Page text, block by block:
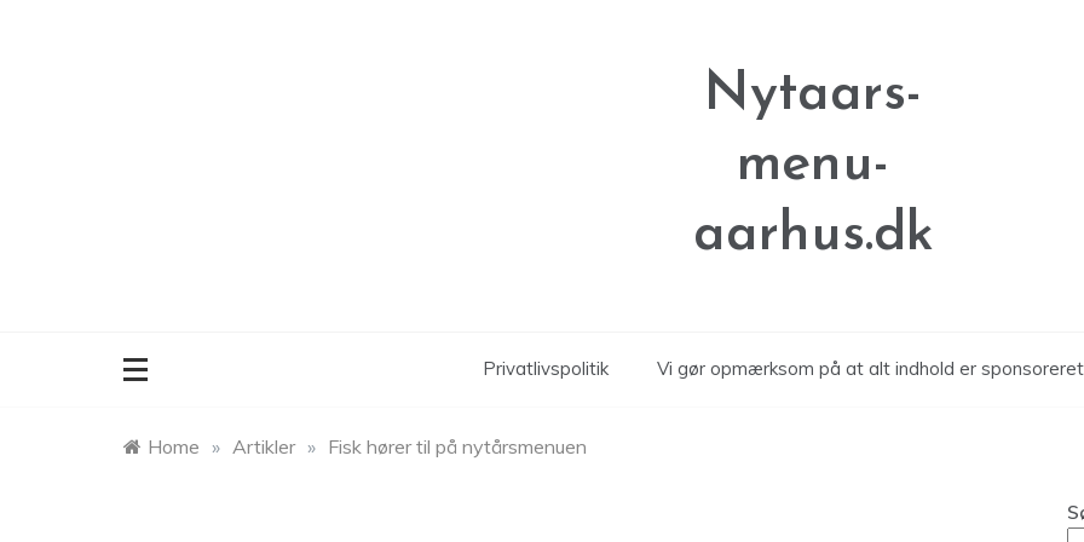
Nytaars-
menu-
aarhus.dk
Privatlivspolitik Vi gør opmærksom på at alt indhold er sponsoreret
Home » Artikler » Fisk hører til på nytårsmenuen